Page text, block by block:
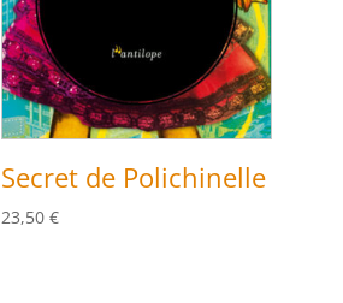
Secret de Polichinelle
23,50 €